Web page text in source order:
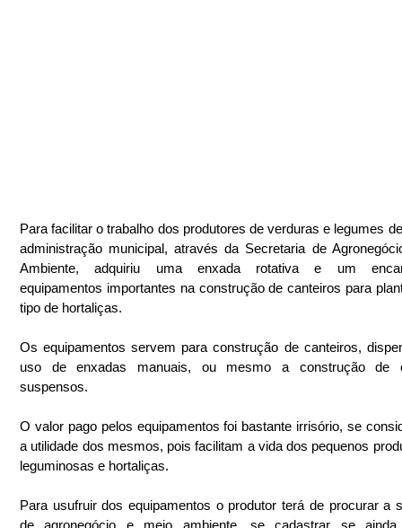
Para facilitar o trabalho dos produtores de verduras e legumes
administração municipal, através da Secretaria de
Ambiente, adquiriu uma enxada rotativa e um
equipamentos importantes na construção de canteiros para
tipo de hortaliças.
Os equipamentos servem para construção de canteiros,
uso de enxadas manuais, ou mesmo a construção de
suspensos.
O valor pago pelos equipamentos foi bastante irrisório, se
a utilidade dos mesmos, pois facilitam a vida dos pequenos
leguminosas e hortaliças.
Para usufruir dos equipamentos o produtor terá de procurar a
de agronegócio e meio ambiente, se cadastrar se